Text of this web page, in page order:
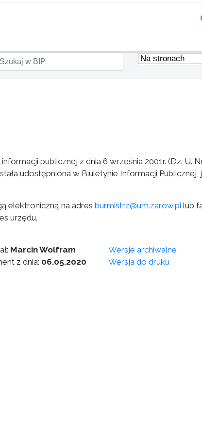
publicznej z dnia 6 września 2001r. (Dz. U.
udostępniona w Biuletynie Informacji Publicznej,
elektroniczną na adres burmistrz@um.zarow.pllub
urzędu.
Marcin Wolfram
z dnia: 06.05.2020
Wersje archiwalne
Wersja do druku